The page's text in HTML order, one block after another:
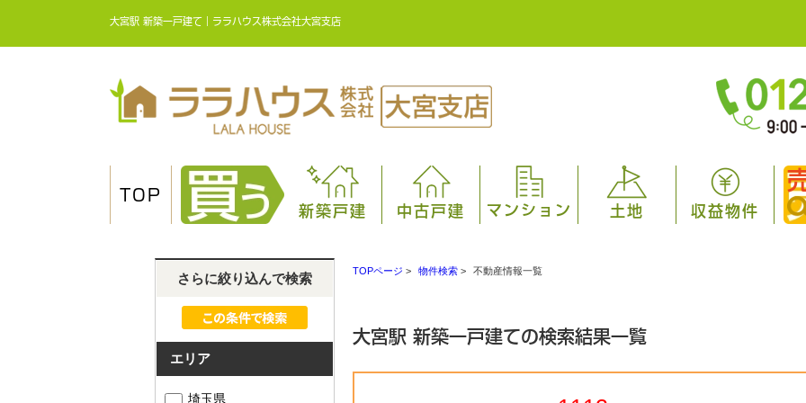
大宮駅 新築一戸建て｜ララハウス株式会社大宮支店
TOP
新築戸建 中古戸建 マンション 土地 収益物件
TOPページ > 物件検索 > 不動産情報一覧
大宮駅 新築一戸建ての検索結果一覧
さらに絞り込んで検索
エリア
埼玉県